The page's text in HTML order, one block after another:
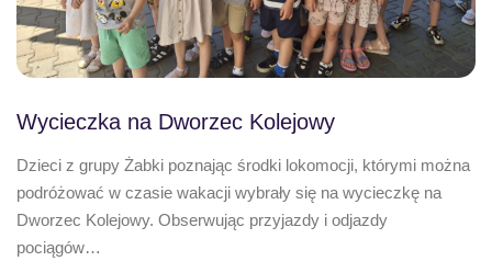
Wycieczka na Dworzec Kolejowy
Dzieci z grupy Żabki poznając środki lokomocji, którymi można
podróżować w czasie wakacji wybrały się na wycieczkę na
Dworzec Kolejowy. Obserwując przyjazdy i odjazdy
pociągów…